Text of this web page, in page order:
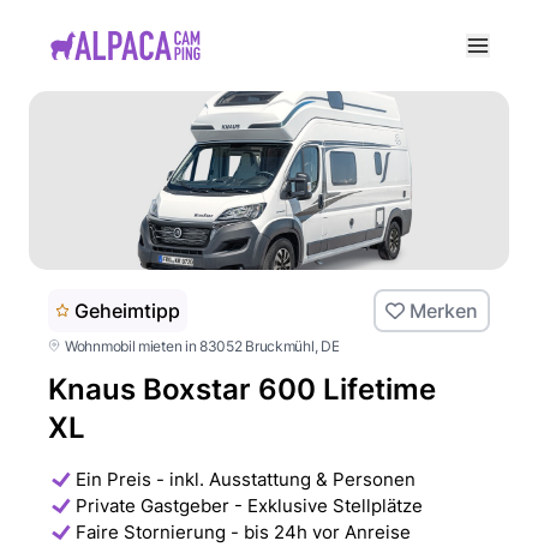
Wohnmobil mieten in 83052 Bruckmühl, DE
Knaus Boxstar 600 Lifetime
XL
Geheimtipp Merken
Ein Preis - inkl. Ausstattung & Personen
Private Gastgeber - Exklusive Stellplätze
Faire Stornierung - bis 24h vor Anreise